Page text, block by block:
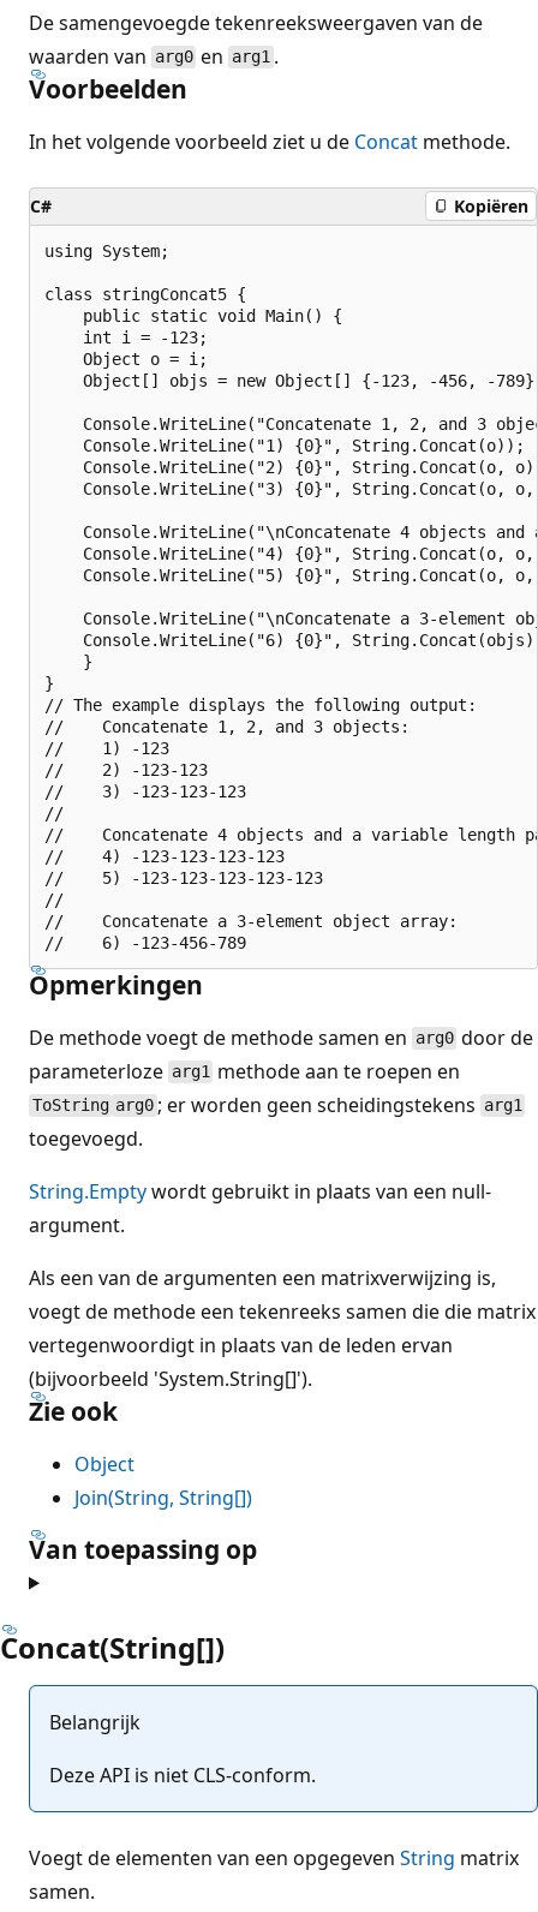
De samengevoegde tekenreeksweergaven van de
waarden van arg0 en arg1.
Voorbeelden
In het volgende voorbeeld ziet u de Concat methode.
C# Kopiëren
using System;
class stringConcat5 {
    public static void Main() {
    int i = -123;
    Object o = i;
Object[] objs = new Object[] {-123, -456, -
Console.WriteLine("Concatenate 1, 2, and 3
    Console.WriteLine("1) {0}", String.Concat(o));
Console.WriteLine("2) {0}", String.Concat(o,
Console.WriteLine("3) {0}", String.Concat(o,
Console.WriteLine("\nConcatenate 4 objects and
Console.WriteLine("4) {0}", String.Concat(o,
Console.WriteLine("5) {0}", String.Concat(o,
Console.WriteLine("\nConcatenate a 3-element
Console.WriteLine("6) {0}",
    }
}
// The example displays the following output:
//    Concatenate 1, 2, and 3 objects:
//    1) -123
//    2) -123-123
//    3) -123-123-123
//
//    Concatenate 4 objects and a variable length
//    4) -123-123-123-123
//    5) -123-123-123-123-123
//
//    Concatenate a 3-element object array:
Opmerkingen
De methode voegt de methode samen en arg0 door de
parameterloze arg1 methode aan te roepen en
ToString arg0; er worden geen scheidingstekens arg1
toegevoegd.
String.Emptywordt gebruikt in plaats van een null-
argument.
Als een van de argumenten een matrixverwijzing is,
voegt de methode een tekenreeks samen die die matrix
vertegenwoordigt in plaats van de leden ervan
(bijvoorbeeld 'System.String[]').
Zie ook
Object
Join(String, String[])
Van toepassing op
Concat(String[])
Belangrijk
Deze API is niet CLS-conform.
Voegt de elementen van een opgegeven String matrix
samen.